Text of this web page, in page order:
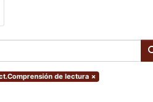
de lectura ×